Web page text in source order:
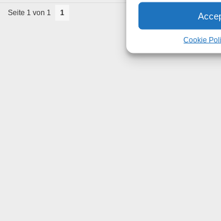
Cookie
Seite 1 von 1 1